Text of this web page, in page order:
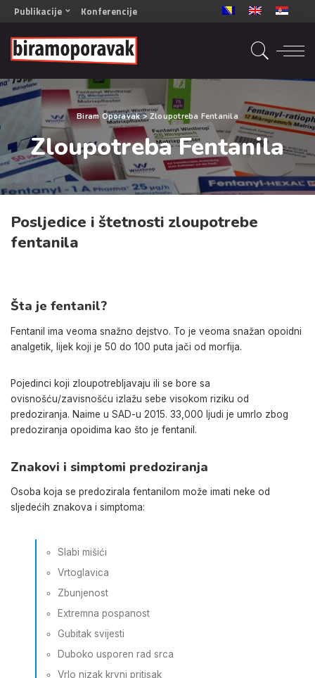
Publikacije
OPORAVAK- Naš zajednički cilj BiH/CG
OPORAVAK- Naš zajednički cilj SRB
RECOVERY- Our common goal ENG
OPORAVAK- Naš zajednički cilj 2
Mala knjiga vještina
Šta ne raditi
Radna sveska za oporavak
Konferencije
Biram Oporavak>Zloupotreba Fentanila
Zloupotreba Fentanila
Posljedice i štetnosti zloupotrebe
fentanila
Šta je fentanil?
Fentanil ima veoma snažno dejstvo. To je veoma snažan opoidni
analgetik, lijek koji je 50 do 100 puta jači od morfija.
Pojedinci koji zloupotrebljavaju ili se bore sa
ovisnošću/zavisnošću izlažu sebe visokom riziku od
predoziranja. Naime u SAD-u 2015. 33,000 ljudi je umrlo zbog
predoziranja opoidima kao što je fentanil.
Znakovi i simptomi predoziranja
Osoba koja se predozirala fentanilom može imati neke od
sljedećih znakova i simptoma:
Slabi mišići
Vrtoglavica
Zbunjenost
Extremna pospanost
Gubitak svijesti
Duboko usporen rad srca
Vrlo nizak krvni pritisak